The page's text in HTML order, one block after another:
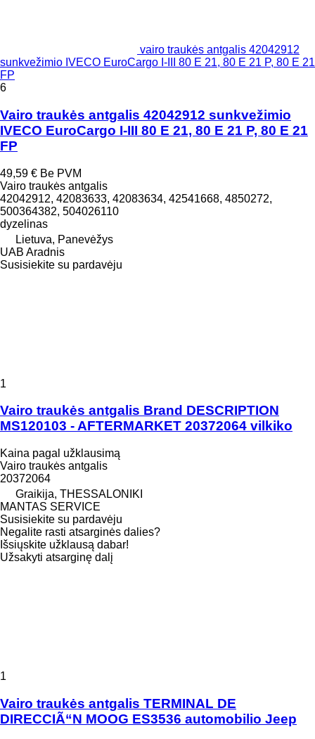
vairo traukės antgalis 42042912
sunkvežimio IVECO EuroCargo I-III 80 E 21, 80 E 21 P, 80 E 21
FP
6
Vairo traukės antgalis 42042912 sunkvežimio
IVECO EuroCargo I-III 80 E 21, 80 E 21 P, 80 E 21
FP
49,59 € Be PVM
Vairo traukės antgalis
42042912, 42083633, 42083634, 42541668, 4850272,
500364382, 504026110
dyzelinas
Lietuva, Panevėžys
UAB Aradnis
Susisiekite su pardavėju
1
Vairo traukės antgalis Brand DESCRIPTION
MS120103 - AFTERMARKET 20372064 vilkiko
Kaina pagal užklausimą
Vairo traukės antgalis
20372064
Graikija, THESSALONIKI
MANTAS SERVICE
Susisiekite su pardavėju
Negalite rasti atsarginės dalies?
Išsiųskite užklausą dabar!
Užsakyti atsarginę dalį
1
Vairo traukės antgalis TERMINAL DE
DIRECCIÃ“N MOOG ES3536 automobilio Jeep